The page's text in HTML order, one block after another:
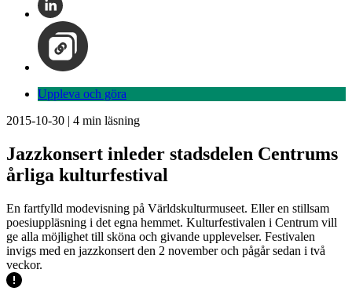
Uppleva och göra
2015-10-30 | 4 min läsning
Jazzkonsert inleder stadsdelen Centrums
årliga kulturfestival
En fartfylld modevisning på Världskulturmuseet. Eller en stillsam
poesiuppläsning i det egna hemmet. Kulturfestivalen i Centrum vill
ge alla möjlighet till sköna och givande upplevelser. Festivalen
invigs med en jazzkonsert den 2 november och pågår sedan i två
veckor.